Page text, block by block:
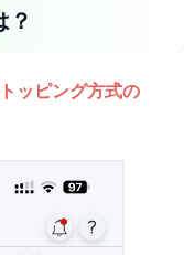
ッピング方式の